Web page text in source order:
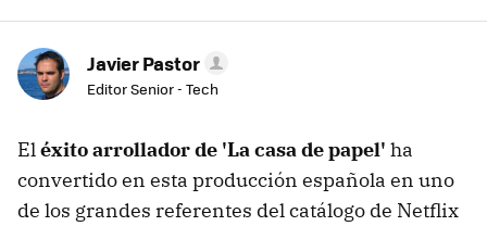
Javier Pastor
Editor Senior - Tech
Eléxito arrollador de 'La casa de papel' ha
convertido en esta producción española en uno
de los grandes referentes del catálogo de Netflix